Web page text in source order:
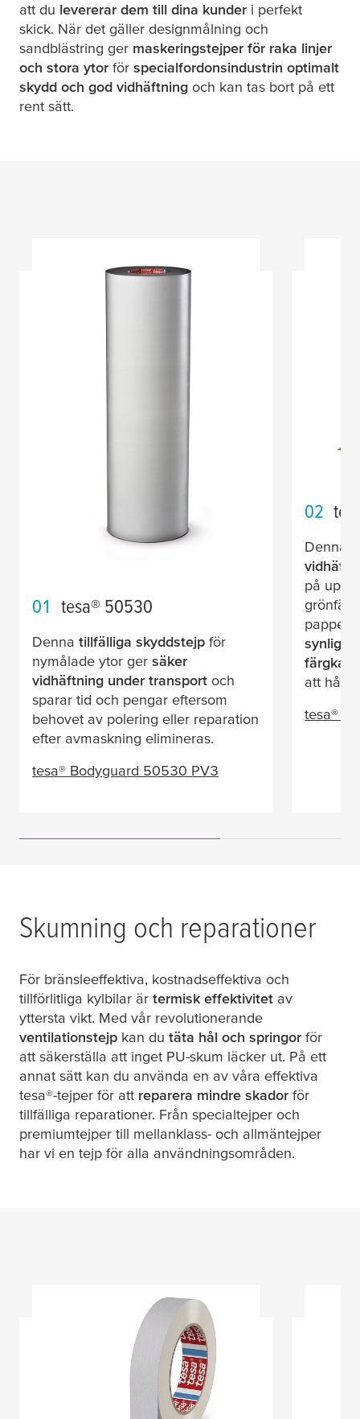
att du levererar dem till dina kunder i perfekt
skick. När det gäller designmålning och
sandblästring ger maskeringstejper för raka linjer
och stora ytor för specialfordonsindustrin optimalt
skydd och god vidhäftning och kan tas bort på ett
rent sätt.
01 tesa® 50530
Denna tillfälliga skyddstejp för
nymålade ytor ger säker
vidhäftning under transport och
sparar tid och pengar eftersom
behovet av polering eller reparation
efter avmaskning elimineras.
tesa® Bodyguard 50530 PV3
02
Denna
på upp
att hålla
tesa®
Skumning och reparationer
För bränsleeffektiva, kostnadseffektiva och
tillförlitliga kylbilar är termisk effektivitet av
yttersta vikt. Med vår revolutionerande
ventilationstejp kan du täta hål och springor för
att säkerställa att inget PU-skum läcker ut. På ett
annat sätt kan du använda en av våra effektiva
tesa®-tejper för att reparera mindre skador för
tillfälliga reparationer. Från specialtejper och
premiumtejper till mellanklass- och allmäntejper
har vi en tejp för alla användningsområden.